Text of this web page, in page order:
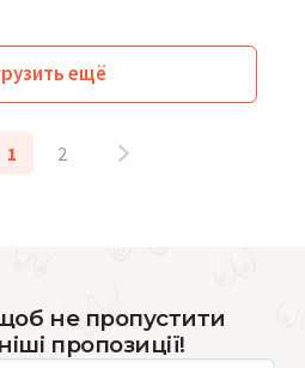
ещё
1 2
не пропустити
пропозиції!